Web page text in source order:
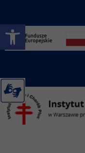
Otwórz pasek narzędzi